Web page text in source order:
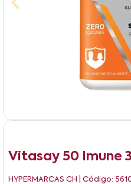
Vitasay 50 Imune
HYPERMARCAS CH | Código: